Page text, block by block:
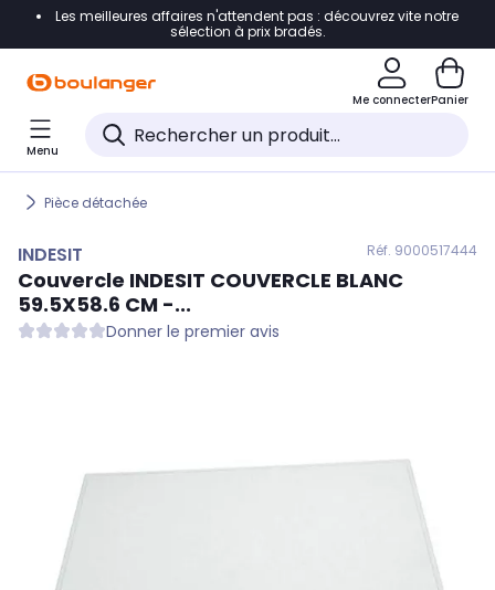
Accéder directement à la navigation
Accéder directement au pied de page
Accéder directement au chatbot
Les meilleures affaires n'attendent pas : découvrez vite notre
sélection à prix bradés.
Me connecterPanier
Menu
Pièce détachée
INDESIT Réf. 9000517444
Couvercle INDESIT COUVERCLE BLANC
59.5X58.6 CM -...
Donner le premier avis